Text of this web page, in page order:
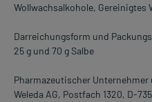
Wollwachsalkohole, Gereinigtes
Darreichungsform und
25 g und 70 g Salbe
Pharmazeutischer Unternehmer
Weleda AG, Postfach 1320, D-